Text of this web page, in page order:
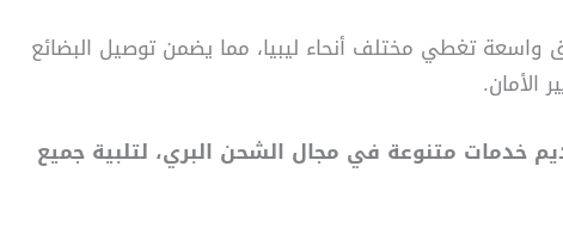
تغطي مختلف أنحاء ليبيا، مما يضمن توصيل البضائع
الأمان.
خدمات متنوعة في مجال الشحن البري، لتلبية جميع